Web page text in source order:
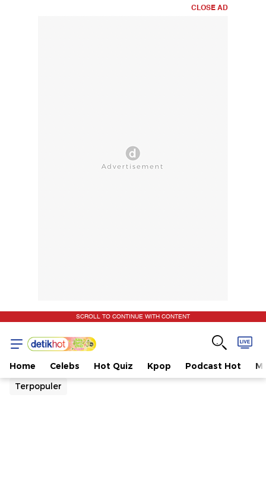
CLOSE AD
SCROLL TO CONTINUE WITH CONTENT
Home Celebs Hot Quiz Kpop Podcast Hot
Terpopuler